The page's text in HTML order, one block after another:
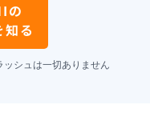
の
知る
シュは一切ありません